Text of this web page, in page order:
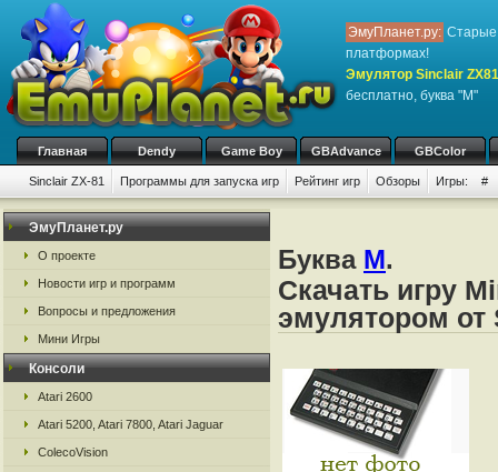
ЭмуПланет.ру: Старые
платформах!
Эмулятор Sinclair ZX81
бесплатно, буква "M"
Главная Dendy Game Boy GBAdvance GBColor
Sinclair ZX-81 Программы для запуска игр Рейтинг игр Обзоры Игры: #
ЭмуПланет.ру
О проекте
Новости игр и программ
Вопросы и предложения
Мини Игры
Консоли
Atari 2600
Atari 5200, Atari 7800, Atari Jaguar
ColecoVision
Буква M.
Скачать игру
эмулятором от